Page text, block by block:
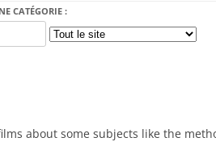
CATÉGORIE :
about some subjects like the